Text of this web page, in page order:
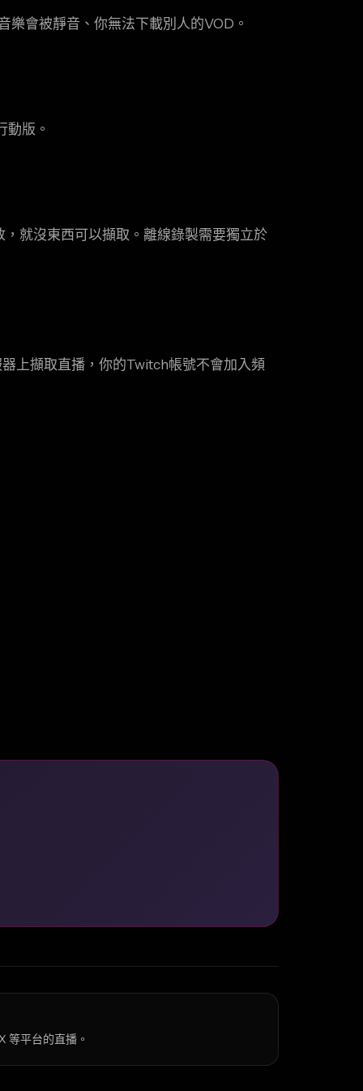
會被靜音、你無法下載別人的VOD。
版。
就沒東西可以擷取。離線錄製需要獨立於
上擷取直播，你的Twitch帳號不會加入頻
等平台的直播。